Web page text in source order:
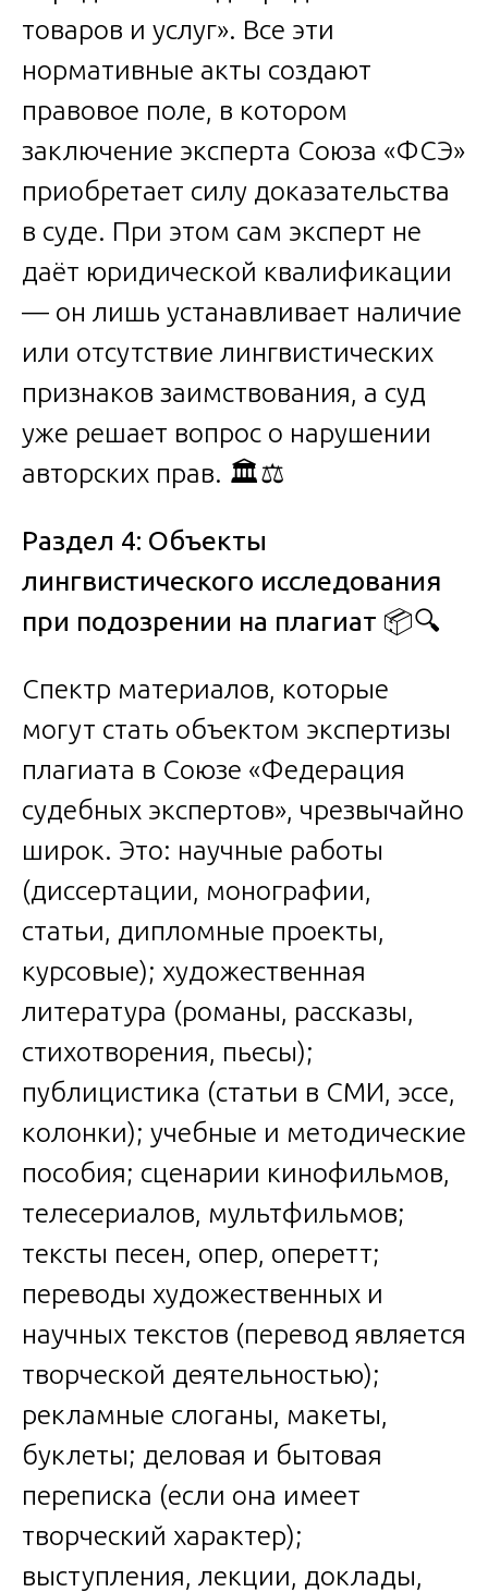
товаров и услуг». Все эти
нормативные акты создают
правовое поле, в котором
заключение эксперта Союза «ФСЭ»
приобретает силу доказательства
в суде. При этом сам эксперт не
даёт юридической квалификации
— он лишь устанавливает наличие
или отсутствие лингвистических
признаков заимствования, а суд
уже решает вопрос о нарушении
авторских прав. 🏛️⚖️
Раздел 4: Объекты
лингвистического исследования
при подозрении на плагиат 📦🔍
Спектр материалов, которые
могут стать объектом экспертизы
плагиата в Союзе «Федерация
судебных экспертов», чрезвычайно
широк. Это: научные работы
(диссертации, монографии,
статьи, дипломные проекты,
курсовые); художественная
литература (романы, рассказы,
стихотворения, пьесы);
публицистика (статьи в СМИ, эссе,
колонки); учебные и методические
пособия; сценарии кинофильмов,
телесериалов, мультфильмов;
тексты песен, опер, оперетт;
переводы художественных и
научных текстов (перевод является
творческой деятельностью);
рекламные слоганы, макеты,
буклеты; деловая и бытовая
переписка (если она имеет
творческий характер);
выступления, лекции, доклады,